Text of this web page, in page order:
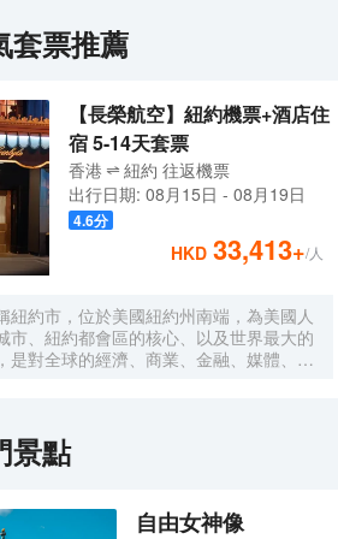
套票推薦
【長榮航空】紐約機票+酒店住
宿 5-14天套票
香港 紐約 往返機票
出行日期: 08月15日 - 08月19日
4.6分
HKD 33,413+/人
紐約市，位於美國紐約州南端，為美國人
市、紐約都會區的核心、以及世界最大的
是對全球的經濟、商業、金融、媒體、政
景點
自由女神像